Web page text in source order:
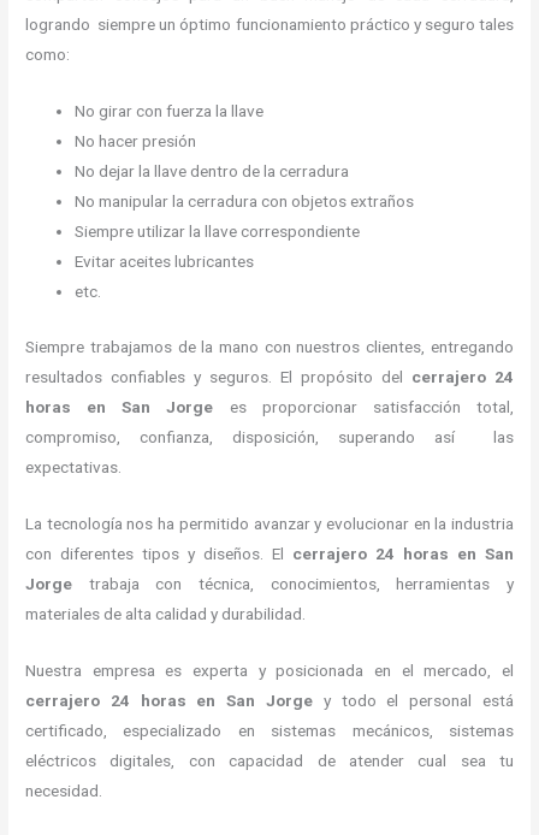
logrando siempre un óptimo funcionamiento práctico y seguro tales
como:
No girar con fuerza la llave
No hacer presión
No dejar la llave dentro de la cerradura
No manipular la cerradura con objetos extraños
Siempre utilizar la llave correspondiente
Evitar aceites lubricantes
etc.
Siempre trabajamos de la mano con nuestros clientes, entregando
resultados confiables y seguros. El propósito del cerrajero 24
horas en San Jorge es proporcionar satisfacción total,
compromiso, confianza, disposición, superando así las
expectativas.
La tecnología nos ha permitido avanzar y evolucionar en la industria
con diferentes tipos y diseños. El cerrajero 24 horas en San
Jorge trabaja con técnica, conocimientos, herramientas y
materiales de alta calidad y durabilidad.
Nuestra empresa es experta y posicionada en el mercado, el
cerrajero 24 horas en San Jorge y todo el personal está
certificado, especializado en sistemas mecánicos, sistemas
eléctricos digitales, con capacidad de atender cual sea tu
necesidad.